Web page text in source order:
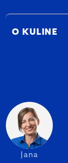
O KULINE
Jana